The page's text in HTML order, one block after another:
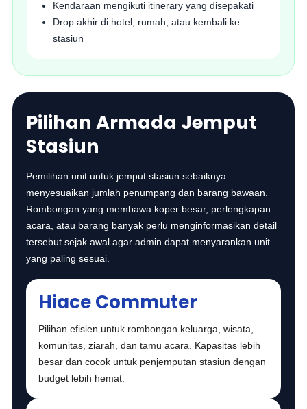
Kendaraan mengikuti itinerary yang disepakati
Drop akhir di hotel, rumah, atau kembali ke
stasiun
Pilihan Armada Jemput
Stasiun
Pemilihan unit untuk jemput stasiun sebaiknya
menyesuaikan jumlah penumpang dan barang bawaan.
Rombongan yang membawa koper besar, perlengkapan
acara, atau barang banyak perlu menginformasikan detail
tersebut sejak awal agar admin dapat menyarankan unit
yang paling sesuai.
Hiace Commuter
Pilihan efisien untuk rombongan keluarga, wisata,
komunitas, ziarah, dan tamu acara. Kapasitas lebih
besar dan cocok untuk penjemputan stasiun dengan
budget lebih hemat.